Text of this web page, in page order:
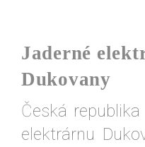
Jaderné
Dukovany
Česká
elektrárnu